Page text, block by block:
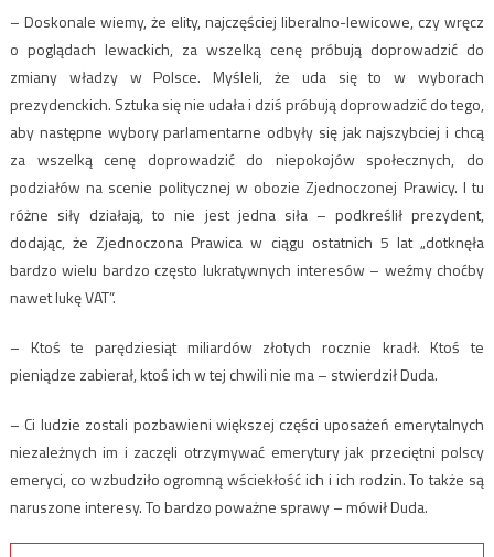
– Doskonale wiemy, że elity, najczęściej liberalno-lewicowe, czy wręcz
o poglądach lewackich, za wszelką cenę próbują doprowadzić do
zmiany władzy w Polsce. Myśleli, że uda się to w wyborach
prezydenckich. Sztuka się nie udała i dziś próbują doprowadzić do tego,
aby następne wybory parlamentarne odbyły się jak najszybciej i chcą
za wszelką cenę doprowadzić do niepokojów społecznych, do
podziałów na scenie politycznej w obozie Zjednoczonej Prawicy. I tu
różne siły działają, to nie jest jedna siła – podkreślił prezydent,
dodając, że Zjednoczona Prawica w ciągu ostatnich 5 lat „dotknęła
bardzo wielu bardzo często lukratywnych interesów – weźmy choćby
nawet lukę VAT”.
– Ktoś te parędziesiąt miliardów złotych rocznie kradł. Ktoś te
pieniądze zabierał, ktoś ich w tej chwili nie ma – stwierdził Duda.
– Ci ludzie zostali pozbawieni większej części uposażeń emerytalnych
niezależnych im i zaczęli otrzymywać emerytury jak przeciętni polscy
emeryci, co wzbudziło ogromną wściekłość ich i ich rodzin. To także są
naruszone interesy. To bardzo poważne sprawy – mówił Duda.